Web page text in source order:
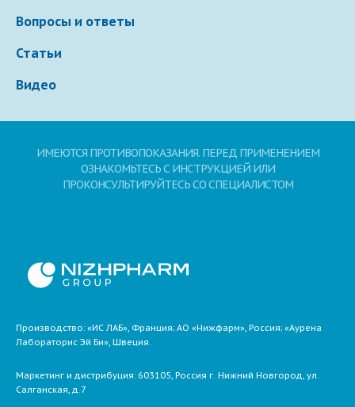
Вопросы и ответы
Статьи
Видео
ИМЕЮТСЯ ПРОТИВОПОКАЗАНИЯ. ПЕРЕД ПРИМЕНЕНИЕМ
ОЗНАКОМЬТЕСЬ С ИНСТРУКЦИЕЙ ИЛИ
ПРОКОНСУЛЬТИРУЙТЕСЬ СО СПЕЦИАЛИСТОМ
Производство: «ИС ЛАБ», Франция; АО «Нижфарм», Россия; «Аурена
Лабораторис Эй Би», Швеция.
Маркетинг и дистрибуция: 603105, Россия г. Нижний Новгород, ул.
Салганская, д.7